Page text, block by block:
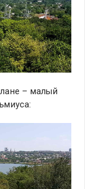
– малый